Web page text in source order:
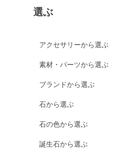
選ぶ
アクセサリーから選ぶ
素材・パーツから選ぶ
ブランドから選ぶ
石から選ぶ
石の色から選ぶ
誕生石から選ぶ